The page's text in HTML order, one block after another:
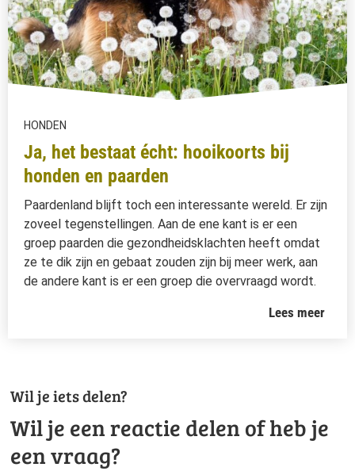
HONDEN
Ja, het bestaat écht: hooikoorts bij
honden en paarden
Paardenland blijft toch een interessante wereld. Er zijn
zoveel tegenstellingen. Aan de ene kant is er een
groep paarden die gezondheidsklachten heeft omdat
ze te dik zijn en gebaat zouden zijn bij meer werk, aan
de andere kant is er een groep die overvraagd wordt.
Lees meer
Wil je iets delen?
Wil je een reactie delen of heb je
een vraag?